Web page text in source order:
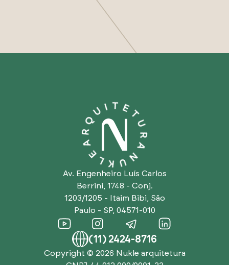
Av. Engenheiro Luís Carlos
Berrini, 1748 - Conj.
1203/1205 - Itaim Bibi, São
Paulo - SP, 04571-010
(11) 2424-8716
Copyright © 2026 Nukle arquitetura